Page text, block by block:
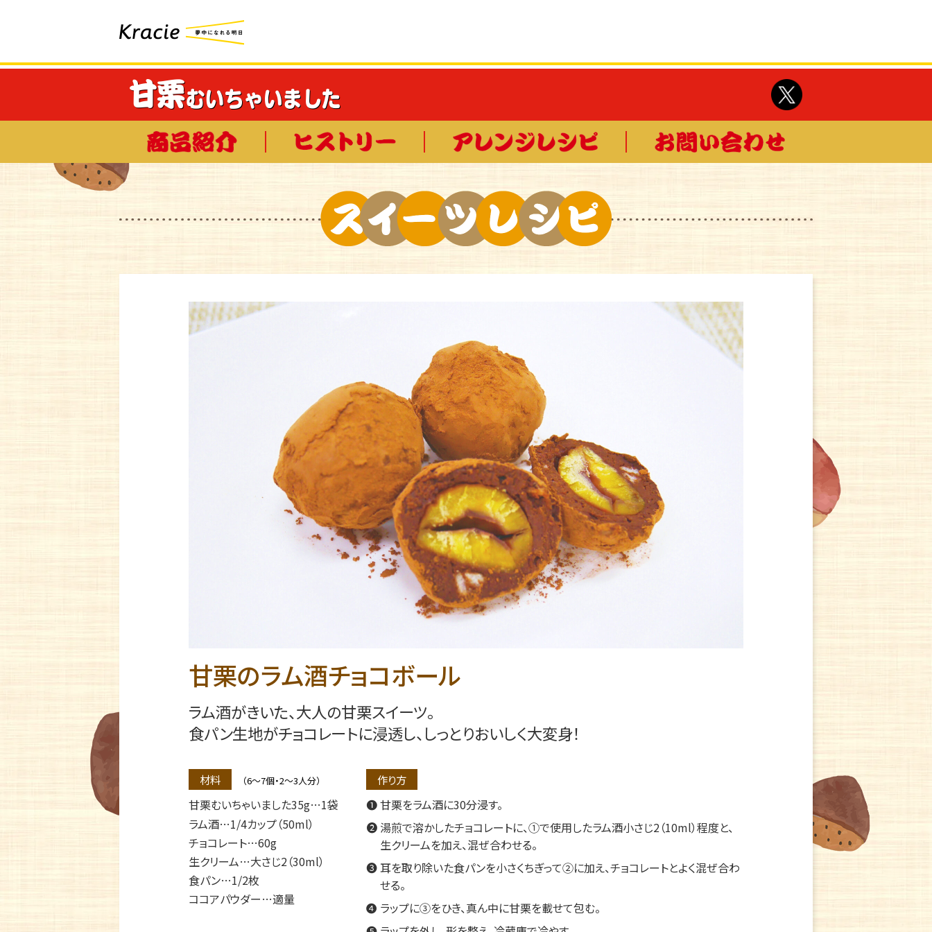
甘栗のラム酒チョコボール
ラム酒がきいた、大人の甘栗スイーツ。
食パン生地がチョコレートに浸透し、しっとりおいしく大変身！
材料 （6〜7個・2〜3人分）
甘栗むいちゃいました35g…1袋
ラム酒…1/4カップ（50ml）
チョコレート…60g
生クリーム…大さじ2（30ml）
食パン…1/2枚
ココアパウダー…適量
作り方
➊甘栗をラム酒に30分浸す。
➋ 湯煎で溶かしたチョコレートに、①で使用したラム酒小さじ2（10ml）程度と、
生クリームを加え、混ぜ合わせる。
➌耳を取り除いた食パンを小さくちぎって②に加え、チョコレートとよく混ぜ合わ
せる。
➍ ラップに③をひき、真ん中に甘栗を載せて包む。